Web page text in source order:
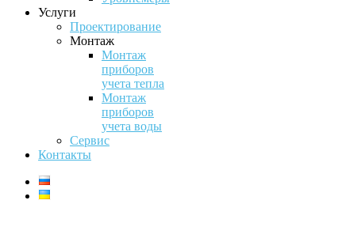
Услуги
Проектирование
Монтаж
Монтаж
приборов
учета тепла
Монтаж
приборов
учета воды
Сервис
Контакты